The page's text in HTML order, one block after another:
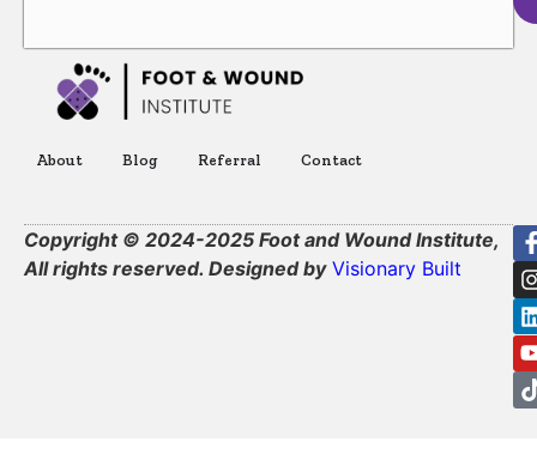
About Blog Referral Contact
Copyright © 2024-2025 Foot and Wound Institute,
All rights reserved. Designed by Visionary Built